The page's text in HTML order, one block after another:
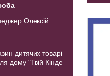
Олексій
дитячих товарі
дому "Твій Кінде